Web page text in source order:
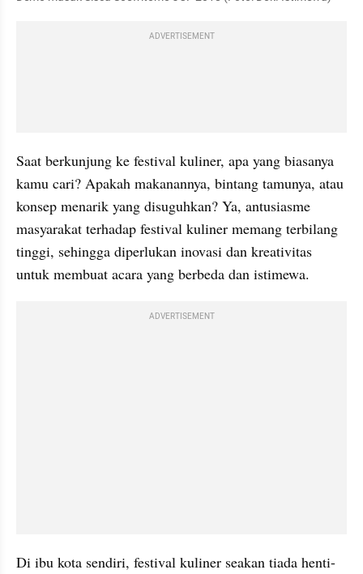
ADVERTISEMENT
Saat berkunjung ke festival kuliner, apa yang biasanya
kamu cari? Apakah makanannya, bintang tamunya, atau
konsep menarik yang disuguhkan? Ya, antusiasme
masyarakat terhadap festival kuliner memang terbilang
tinggi, sehingga diperlukan inovasi dan kreativitas
untuk membuat acara yang berbeda dan istimewa.
ADVERTISEMENT
Di ibu kota sendiri, festival kuliner seakan tiada henti-